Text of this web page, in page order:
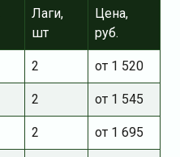
Лаги,
шт
Цена,
руб.
2 от 1 520
2 от 1 545
2 от 1 695